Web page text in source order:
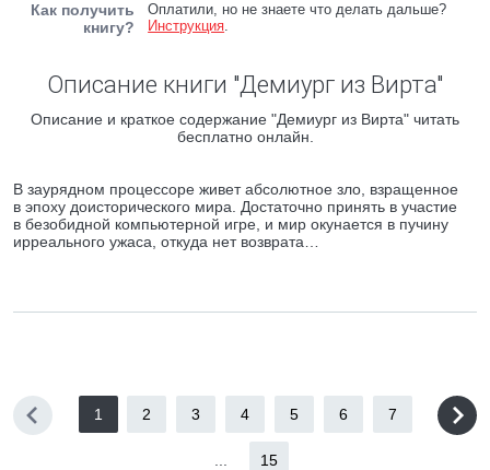
Как получить
книгу?
Оплатили, но не знаете что делать дальше?
Инструкция.
Описание книги "Демиург из Вирта"
Описание и краткое содержание "Демиург из Вирта" читать
бесплатно онлайн.
В заурядном процессоре живет абсолютное зло, взращенное
в эпоху доисторического мира. Достаточно принять в участие
в безобидной компьютерной игре, и мир окунается в пучину
ирреального ужаса, откуда нет возврата…
1 2 3 4 5 6 7
15